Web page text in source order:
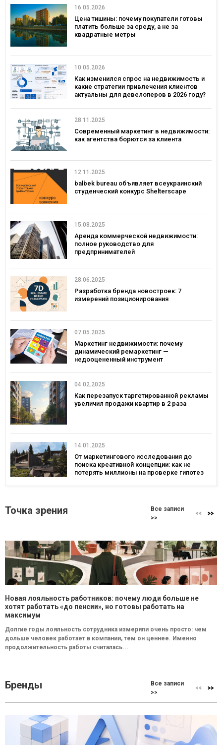
16.05.2026
Цена тишины: почему покупатели готовы
платить больше за среду, а не за
квадратные метры
10.05.2026
Как изменился спрос на недвижимость и
какие стратегии привлечения клиентов
актуальны для девелоперов в 2026 году?
28.11.2025
Современный маркетинг в недвижимости:
как агентства борются за клиента
12.11.2025
balbek bureau объявляет всеукраинский
студенческий конкурс Shelterscape
15.08.2025
Аренда коммерческой недвижимости:
полное руководство для
предпринимателей
28.06.2025
Разработка бренда новостроек: 7
измерений позиционирования
07.05.2025
Маркетинг недвижимости: почему
динамический ремаркетинг —
недооцененный инструмент
04.02.2025
Как перезапуск таргетированной рекламы
увеличил продажи квартир в 2 раза
14.01.2025
От маркетингового исследования до
поиска креативной концепции: как не
потерять миллионы на проверке гипотез
Точка зрения
Все записи
>>
Новая лояльность работников: почему люди больше не
хотят работать «до пенсии», но готовы работать на
максимум
Долгие годы лояльность сотрудника измеряли очень просто: чем
дольше человек работает в компании, тем он ценнее. Именно
продолжительность работы считалась...
Бренды
Все записи
>>